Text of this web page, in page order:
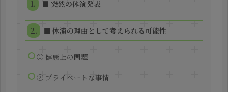
■ 突然の休演発表
■ 休演の理由として考えられる可能性
① 健康上の問題
② プライベートな事情